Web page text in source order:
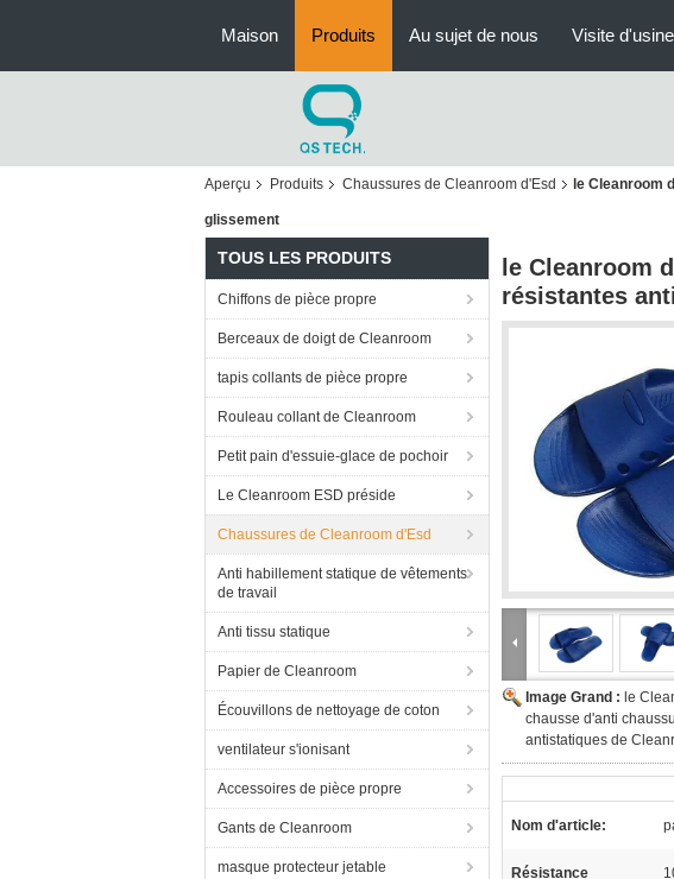
Maison Produits Au sujet de nous Visite d'usine
Aperçu Produits Chaussures de Cleanroom d'Esd le Cleanroom
glissement
TOUS LES PRODUITS
Chiffons de pièce propre
Berceaux de doigt de Cleanroom
tapis collants de pièce propre
Rouleau collant de Cleanroom
Petit pain d'essuie-glace de pochoir
Le Cleanroom ESD préside
Chaussures de Cleanroom d'Esd
Anti habillement statique de vêtements
de travail
Anti tissu statique
Papier de Cleanroom
Écouvillons de nettoyage de coton
ventilateur s'ionisant
Accessoires de pièce propre
Gants de Cleanroom
masque protecteur jetable
le Cleanroom
résistantes
Image Grand : le
chausse d'anti
antistatiques de
Nom d'article:
Résistance